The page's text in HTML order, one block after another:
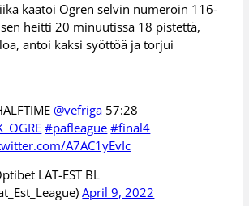
kaatoi Ogren selvin numeroin 116-
heitti 20 minuutissa 18 pistettä,
antoi kaksi syöttöä ja torjui
@vefriga 57:28
#pafleague #final4
A7AC1yEvIc
LAT-EST BL
April 9, 2022